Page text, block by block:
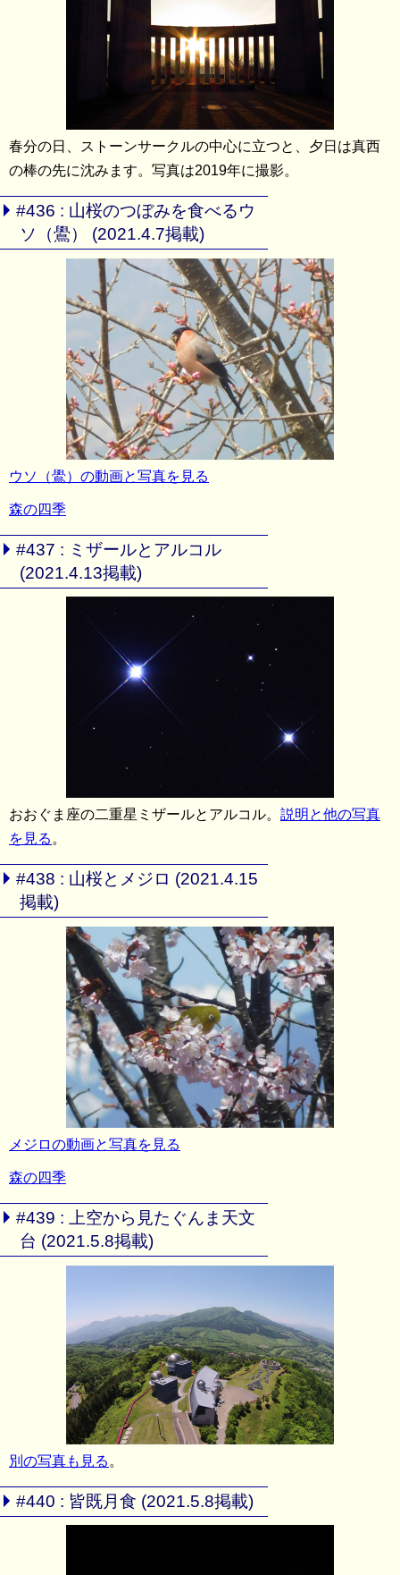
春分の日、ストーンサークルの中心に立つと、夕日は真西
の棒の先に沈みます。写真は2019年に撮影。
#436 : 山桜のつぼみを食べるウ
ソ（鷽） (2021.4.7掲載)
ウソ（鷽）の動画と写真を見る
森の四季
#437 : ミザールとアルコル
(2021.4.13掲載)
おおぐま座の二重星ミザールとアルコル。 説明と他の写真
を見る 。
#438 : 山桜とメジロ (2021.4.15
掲載)
メジロの動画と写真を見る
森の四季
#439 : 上空から見たぐんま天文
台 (2021.5.8掲載)
別の写真も見る 。
#440 : 皆既月食 (2021.5.8掲載)